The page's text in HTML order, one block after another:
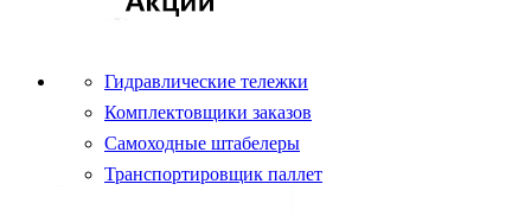
Гидравлические тележки
Комплектовщики заказов
Самоходные штабелеры
Транспортировщик паллет